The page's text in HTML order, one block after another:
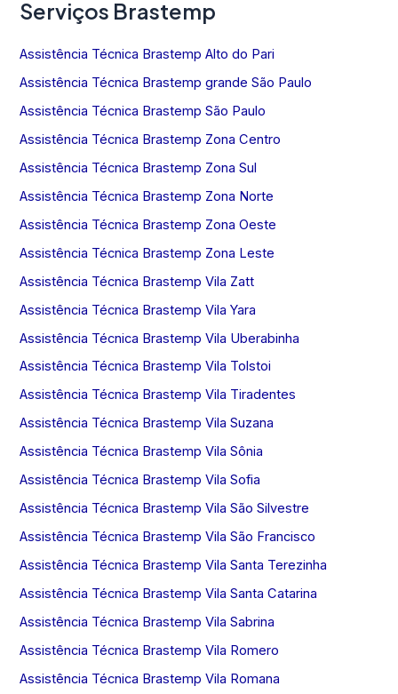
Serviços Brastemp
Assistência Técnica Brastemp Alto do Pari
Assistência Técnica Brastemp grande São Paulo
Assistência Técnica Brastemp São Paulo
Assistência Técnica Brastemp Zona Centro
Assistência Técnica Brastemp Zona Sul
Assistência Técnica Brastemp Zona Norte
Assistência Técnica Brastemp Zona Oeste
Assistência Técnica Brastemp Zona Leste
Assistência Técnica Brastemp Vila Zatt
Assistência Técnica Brastemp Vila Yara
Assistência Técnica Brastemp Vila Uberabinha
Assistência Técnica Brastemp Vila Tolstoi
Assistência Técnica Brastemp Vila Tiradentes
Assistência Técnica Brastemp Vila Suzana
Assistência Técnica Brastemp Vila Sônia
Assistência Técnica Brastemp Vila Sofia
Assistência Técnica Brastemp Vila São Silvestre
Assistência Técnica Brastemp Vila São Francisco
Assistência Técnica Brastemp Vila Santa Terezinha
Assistência Técnica Brastemp Vila Santa Catarina
Assistência Técnica Brastemp Vila Sabrina
Assistência Técnica Brastemp Vila Romero
Assistência Técnica Brastemp Vila Romana